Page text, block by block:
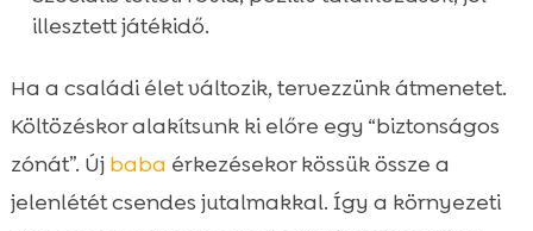
illesztett játékidő.
Ha a családi élet változik, tervezzünk átmenetet.
Költözéskor alakítsunk ki előre egy “biztonságos
zónát”. Új baba érkezésekor kössük össze a
jelenlétét csendes jutalmakkal. Így a környezeti